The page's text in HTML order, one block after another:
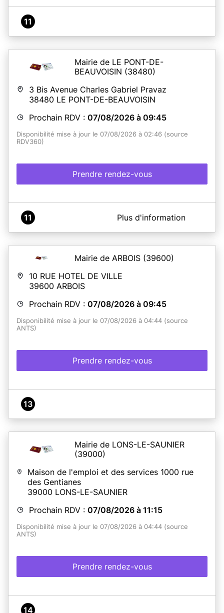
11
Mairie de LE PONT-DE-
BEAUVOISIN (38480)
3 Bis Avenue Charles Gabriel Pravaz
38480 LE PONT-DE-BEAUVOISIN
Prochain RDV : 07/08/2026 à 09:45
Disponibilité mise à jour le 07/08/2026 à 02:46 (source
RDV360)
Prendre rendez-vous
A propos de Commune de LE PONT-DE-BEAUVOISIN
(Isère)
11 Plus d'information
Mairie de ARBOIS (39600)
10 RUE HOTEL DE VILLE
39600 ARBOIS
Prochain RDV : 07/08/2026 à 09:45
Disponibilité mise à jour le 07/08/2026 à 04:44 (source
ANTS)
Prendre rendez-vous
13
Mairie de LONS-LE-SAUNIER
(39000)
Maison de l'emploi et des services 1000 rue
des Gentianes
39000 LONS-LE-SAUNIER
Prochain RDV : 07/08/2026 à 11:15
Disponibilité mise à jour le 07/08/2026 à 04:44 (source
ANTS)
Prendre rendez-vous
14